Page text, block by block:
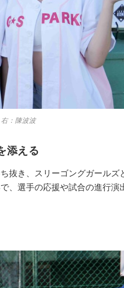
：陳波波
添える
抜き、スリーゴングガールズ
、選手の応援や試合の進行演